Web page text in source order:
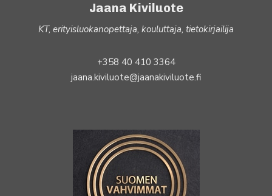
Jaana Kiviluote
KT, erityisluokanopettaja, kouluttaja, tietokirjailija
+358 40 410 3364
jaana.kiviluote@jaanakiviluote.fi